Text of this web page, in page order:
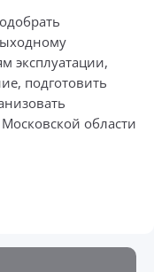
эксплуатации,
подготовить
области